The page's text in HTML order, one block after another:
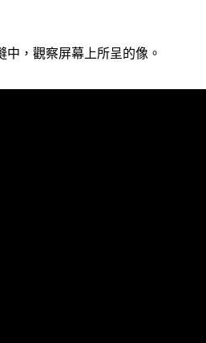
，觀察屏幕上所呈的像。